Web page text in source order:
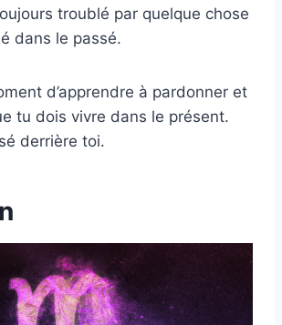
troublé par quelque chose
dans le passé.
d’apprendre à pardonner et
tu dois vivre dans le présent.
derrière toi.